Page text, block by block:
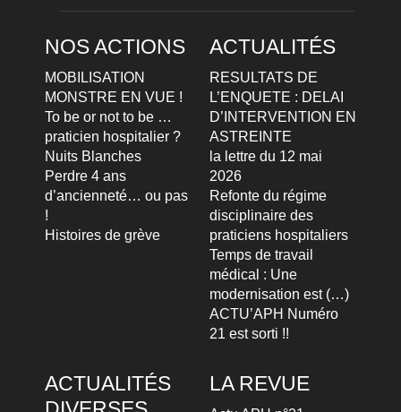
NOS ACTIONS
MOBILISATION
MONSTRE EN VUE !
To be or not to be …
praticien hospitalier ?
Nuits Blanches
Perdre 4 ans
d’ancienneté… ou pas
!
Histoires de grève
ACTUALITÉS
RESULTATS DE
L’ENQUETE : DELAI
D’INTERVENTION EN
ASTREINTE
la lettre du 12 mai
2026
Refonte du régime
disciplinaire des
praticiens hospitaliers
Temps de travail
médical : Une
modernisation est (…)
ACTU’APH Numéro
21 est sorti !!
ACTUALITÉS
LA REVUE